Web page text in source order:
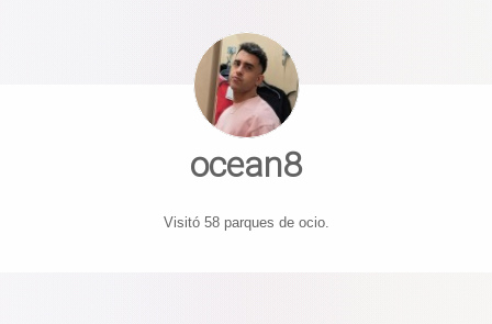
ocean8
Visitó 58 parques de ocio.